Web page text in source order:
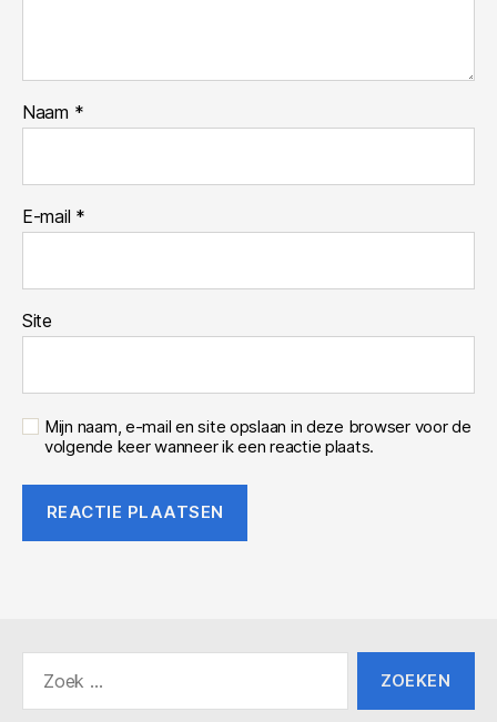
Naam *
E-mail *
Site
Mijn naam, e-mail en site opslaan in deze browser voor de
volgende keer wanneer ik een reactie plaats.
naar: